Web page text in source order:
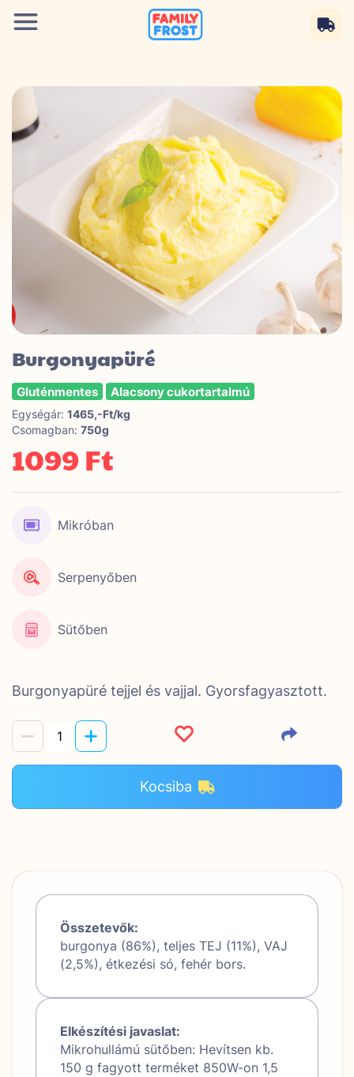
Burgonyapüré
Gluténmentes Alacsony cukortartalmú
Egységár: 1465,-Ft/kg
Csomagban: 750g
1099 Ft
Mikróban
Serpenyőben
Sütőben
Burgonyapüré tejjel és vajjal. Gyorsfagyasztott.
Kocsiba
Összetevők:
burgonya (86%), teljes TEJ (11%), VAJ
(2,5%), étkezési só, fehér bors.
Elkészítési javaslat:
Mikrohullámú sütőben: Hevítsen kb.
150 g fagyott terméket 850W-on 1,5